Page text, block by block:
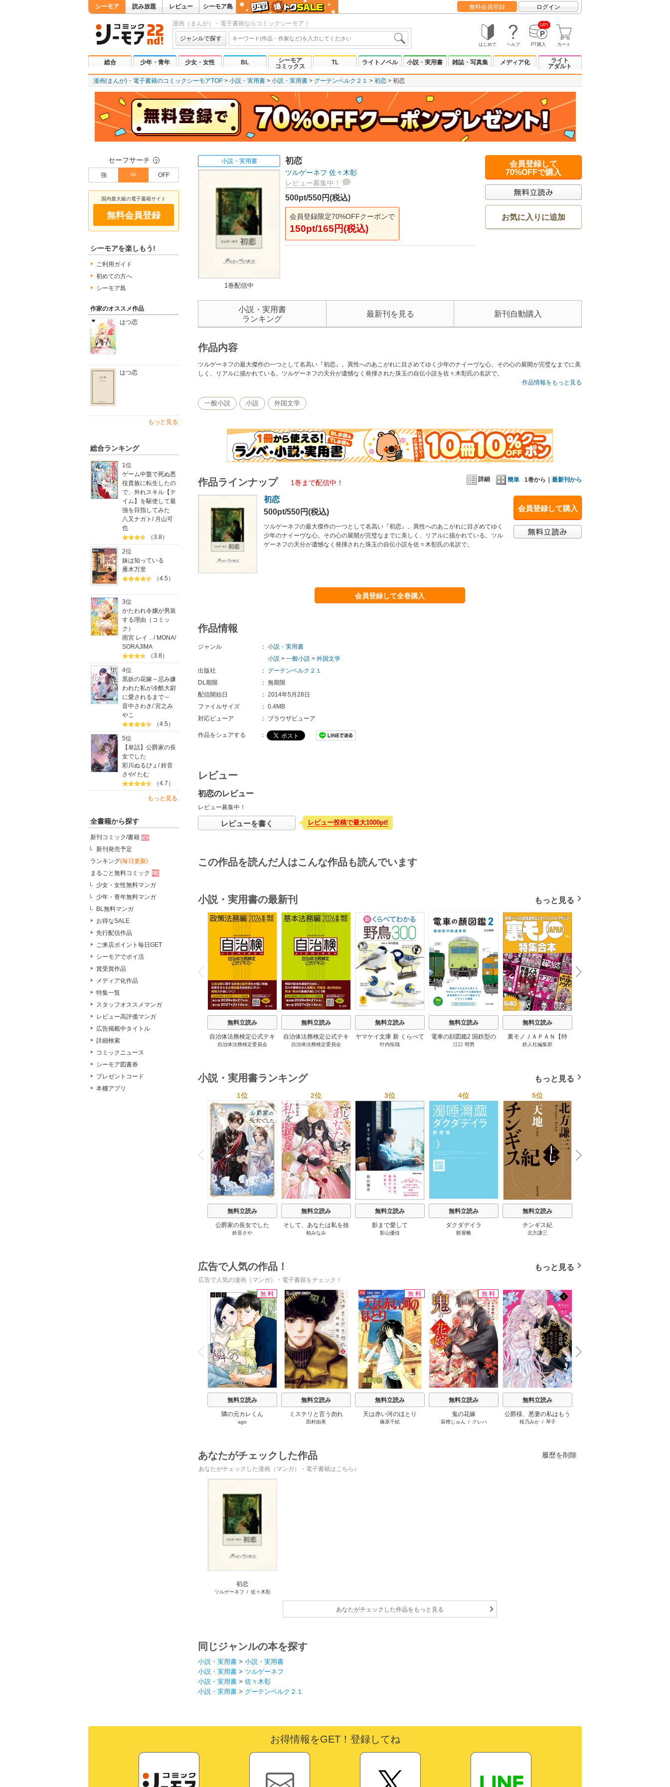
シーモア 読み放題 レビュー シーモア島 無料会員登録 ログイン
漫画（まんが）・電子書籍ならコミックシーモア！
ジャンルで探す
はじめて ヘルプ
UP!
PT購入 カート
総合 少年・青年 少女・女性 BL
シーモア
コミックス
TL ライトノベル 小説・実用書 雑誌・写真集 メディア化
ライト
アダルト
漫画(まんが)・電子書籍のコミックシーモアTOP 小説・実用書 小説・実用書 グーテンベルク２１ 初恋 初恋
セーフサーチ ？
強 中 OFF
国内最大級の電子書籍サイト
無料会員登録
シーモアを楽しもう!
ご利用ガイド
初めての方へ
シーモア島
作家のオススメ作品
はつ恋
はつ恋
もっと見る
総合ランキング
1位
ゲーム中盤で死ぬ悪
役貴族に転生したの
で、外れスキル【テ
イム】を駆使して最
強を目指してみた
八又ナガト / 月山可
也
（3.8）
2位
妹は知っている
雁木万里
（4.5）
3位
かたわれ令嬢が男装
する理由（コミッ
ク）
雨宮 レイ． / MONA/
SORAJIMA
（3.8）
4位
黒妖の花嫁～忌み嫌
われた私が冷酷大尉
に愛されるまで～
音中さわき/宮之み
やこ
（4.5）
5位
【単話】公爵家の長
女でした
彩川ぬるぴょ /鈴音
さや/たむ
（4.7）
もっと見る
全書籍から探す
新刊コミック/書籍
新刊発売予定
ランキング(毎日更新)
まるごと無料コミック
少女・女性無料マンガ
少年・青年無料マンガ
BL無料マンガ
お得なSALE
先行配信作品
ご来店ポイント毎日GET
シーモアでポイ活
賞受賞作品
メディア化作品
特集一覧
スタッフオススメマンガ
レビュー高評価マンガ
広告掲載中タイトル
詳細検索
コミックニュース
シーモア図書券
プレゼントコード
本棚アプリ
小説・実用書
1巻配信中
初恋
ツルゲーネフ 佐々木彰
レビュー募集中！
500pt/550円(税込)
会員登録限定70%OFFクーポンで
150pt/165円(税込)
会員登録して
70%OFFで購入
お気に入りに追加
小説・実用書
ランキング
最新刊を見る 新刊自動購入
作品内容
ツルゲーネフの最大傑作の一つとして名高い『初恋』。異性へのあこがれに目ざめてゆく少年のナイーヴな心。その心の展開が完璧なまでに美
しく、リアルに描かれている。ツルゲーネフの天分が遺憾なく発揮された珠玉の自伝小説を佐々木彰氏の名訳で。
作品情報をもっと見る
一般小説 小説 外国文学
詳細 簡単 1巻から｜ 最新刊から
作品ラインナップ 1巻まで配信中！
会員登録して購入
初恋
500pt/550円(税込)
ツルゲーネフの最大傑作の一つとして名高い『初恋』。異性へのあこがれに目ざめてゆく
少年のナイーヴな心。その心の展開が完璧なまでに美しく、リアルに描かれている。ツル
ゲーネフの天分が遺憾なく発揮された珠玉の自伝小説を佐々木彰氏の名訳で。
会員登録して全巻購入
作品情報
ジャンル ： 小説・実用書
小説 > 一般小説 > 外国文学
出版社
：
グーテンベルク２１
DL期限
： 無期限
配信開始日
： 2014年5月28日
ファイルサイズ
： 0.4MB
対応ビューア
： ブラウザビューア
作品をシェアする ：
レビュー
初恋のレビュー
レビュー募集中！
レビューを書く レビュー投稿で最大1000pt!
この作品を読んだ人はこんな作品も読んでいます
小説・実用書の最新刊 もっと見る
P
r
e
i
o
u
s
無料立読み
自治体法務検定公式テキ
スト 政策法務編 ２０
自治体法務検定委員会
無料立読み
自治体法務検定公式テキ
スト 基本法務編 ２０
自治体法務検定委員会
無料立読み
ヤマケイ文庫 新 くらべて
わかる野鳥300 1巻
叶内拓哉
無料立読み
電車の顔図鑑2 国鉄型の
鉄道車両 1巻
江口 明男
無料立読み
裏モノＪＡＰＡＮ【特
集】★超ボリューム版６
トレンド年間ベスト★お
っさん５０人の体験から
学ぶ★夢のようなエロい
楽園３０ 1巻
鉄人社編集部
N
e
x
t
小説・実用書ランキング もっと見る
P
r
e
v
i
o
u
s
1位
無料立読み
公爵家の長女でした
鈴音さや
2位
無料立読み
そして、あなたは私を捨
てる
柏みなみ
3位
無料立読み
影まで愛して
影山優佳
4位
無料立読み
ダクダデイラ
餅屋蛾
5位
無料立読み
チンギス紀
北方謙三
N
x
広告で人気の作品！ もっと見る
広告で人気の漫画（マンガ）・電子書籍をチェック！
P
r
e
v
i
o
u
s
無料
無料立読み
隣の元カレくん
ago
無料立読み
ミステリと言う勿れ
田村由美
無料
無料立読み
天は赤い河のほとり
篠原千絵
無料
無料立読み
鬼の花嫁
富樫じゅん / クレハ
無料立読み
公爵様、悪妻の私はもう
放っておいてください
桜乃みか/ 琴子
N
e
x
t
あなたがチェックした作品 履歴を削除
あなたがチェックした漫画（マンガ）・電子書籍はこちら♪
初恋
ツルゲーネフ / 佐々木彰
あなたがチェックした作品をもっと見る
同じジャンルの本を探す
小説・実用書 > 小説・実用書
小説・実用書 > ツルゲーネフ
小説・実用書 > 佐々木彰
小説・実用書 > グーテンベルク２１
お得情報をGET！登録してね